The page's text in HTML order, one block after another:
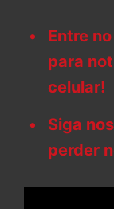
Entre
para
celular!
Siga
perder